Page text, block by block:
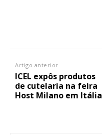
Artigo anterior
ICEL expôs produtos
de cutelaria na feira
Host Milano em Itália